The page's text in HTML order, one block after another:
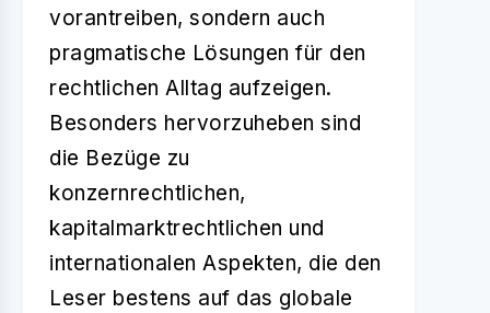
vorantreiben, sondern auch
pragmatische Lösungen für den
rechtlichen Alltag aufzeigen.
Besonders hervorzuheben sind
die Bezüge zu
konzernrechtlichen,
kapitalmarktrechtlichen und
internationalen Aspekten, die den
Leser bestens auf das globale